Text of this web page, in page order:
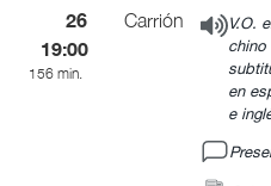
26
19:00
156 min.
Carrión
V.O.
chino
en
e